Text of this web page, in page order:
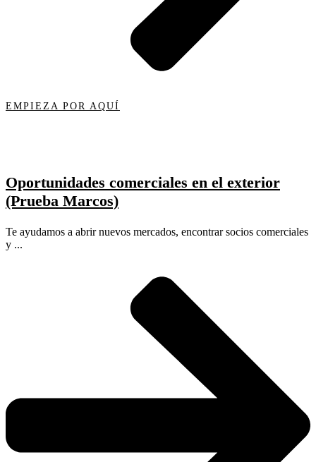
EMPIEZA POR AQUÍ
Oportunidades comerciales en el exterior
(Prueba Marcos)
Te ayudamos a abrir nuevos mercados, encontrar socios comerciales
y ...